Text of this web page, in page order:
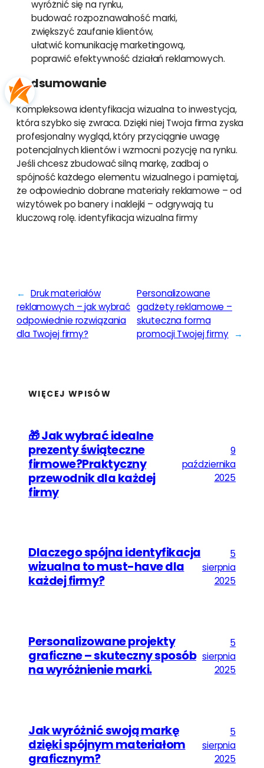
wyróżnić się na rynku,
budować rozpoznawalność marki,
zwiększyć zaufanie klientów,
ułatwić komunikację marketingową,
poprawić efektywność działań reklamowych.
Podsumowanie
Kompleksowa identyfikacja wizualna to inwestycja,
która szybko się zwraca. Dzięki niej Twoja firma zyska
profesjonalny wygląd, który przyciągnie uwagę
potencjalnych klientów i wzmocni pozycję na rynku.
Jeśli chcesz zbudować silną markę, zadbaj o
spójność każdego elementu wizualnego i pamiętaj,
że odpowiednio dobrane materiały reklamowe – od
wizytówek po banery i naklejki – odgrywają tu
kluczową rolę. identyfikacja wizualna firmy
← Druk materiałów
reklamowych – jak wybrać
odpowiednie rozwiązania
dla Twojej firmy?
Personalizowane
gadżety reklamowe –
skuteczna forma
promocji Twojej firmy →
WIĘCEJ WPISÓW
🎁 Jak wybrać idealne
prezenty świąteczne
firmowe?Praktyczny
przewodnik dla każdej
firmy
9
października
2025
Dlaczego spójna identyfikacja
wizualna to must-have dla
każdej firmy?
5
sierpnia
2025
Personalizowane projekty
graficzne – skuteczny sposób
na wyróżnienie marki.
5
sierpnia
2025
Jak wyróżnić swoją markę
dzięki spójnym materiałom
graficznym?
5
sierpnia
2025